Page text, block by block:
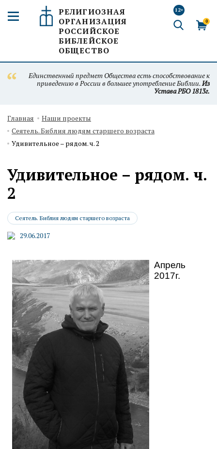
РЕЛИГИОЗНАЯ
ОРГАНИЗАЦИЯ
РОССИЙСКОЕ
БИБЛЕЙСКОЕ
ОБЩЕСТВО
12+
0
Единственный предмет Общества есть способствование к
приведению в России в большее употребление Библии.Из
Устава РБО 1813г.
Главная
Наши проекты
Сеятель. Библия людям старшего возраста
Удивительное – рядом. ч. 2
Удивительное – рядом. ч.
2
Сеятель. Библия людям старшего возраста
29.06.2017
Апрель
2017г.